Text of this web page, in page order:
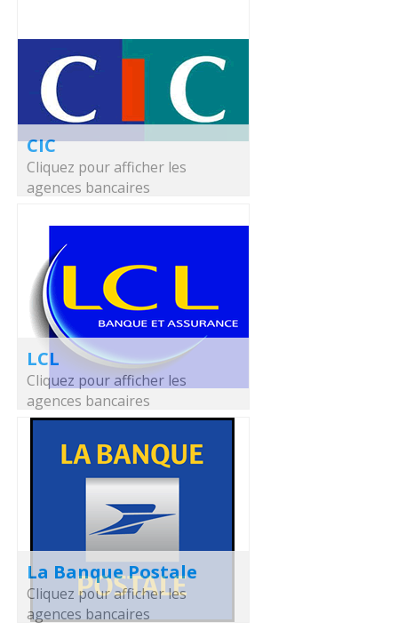
CIC
Cliquez pour afficher les
agences bancaires
LCL
Cliquez pour afficher les
agences bancaires
La Banque Postale
Cliquez pour afficher les
agences bancaires